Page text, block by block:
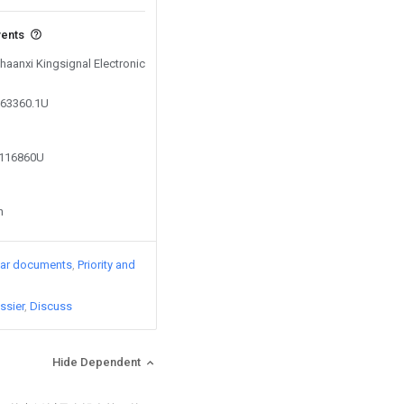
Kingsignal Electronic
documents Priority and
Discuss
Hide Dependent